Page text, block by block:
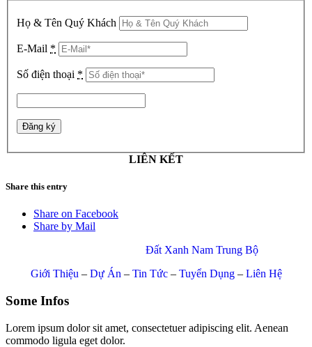
Họ & Tên Quý Khách
E-Mail *
Số điện thoại *
LIÊN KẾT
Share this entry
Share on Facebook
Share by Mail
Đất Xanh Nam Trung Bộ
Giới Thiệu – Dự Án – Tin Tức– Tuyển Dụng– Liên Hệ
Some Infos
Lorem ipsum dolor sit amet, consectetuer adipiscing elit. Aenean
commodo ligula eget dolor.